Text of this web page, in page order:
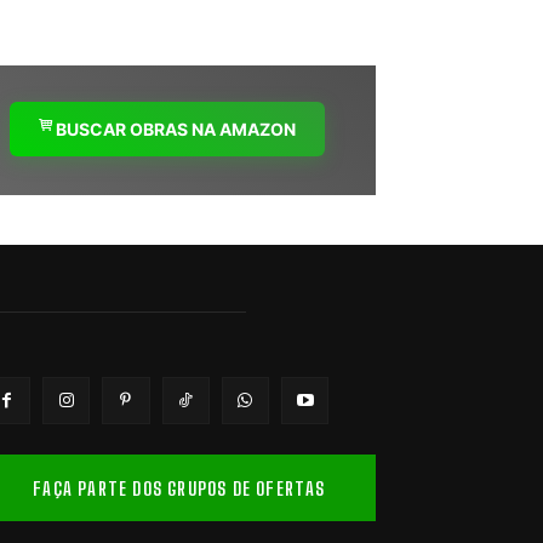
BUSCAR OBRAS NA AMAZON
FAÇA PARTE DOS GRUPOS DE OFERTAS